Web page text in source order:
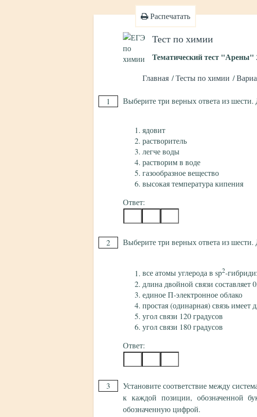
Распечатать
Тест по химии
Тематический тест "Арены"
Главная Тесты по химии
1 Выберите три верных ответа из шести.
ядовит
растворитель
легче воды
растворим в воде
газообразное вещество
высокая температура кипения
Ответ:
2 Выберите три верных ответа из шести.
все атомы углерода в sp2-
длина двойной связи составляет
единое П-электронное облако
простая (одинарная) связь имеет
угол связи 120 градусов
угол связи 180 градусов
Ответ:
3
Установите соответствие между
к каждой позиции, обозначенной
обозначенную цифрой.